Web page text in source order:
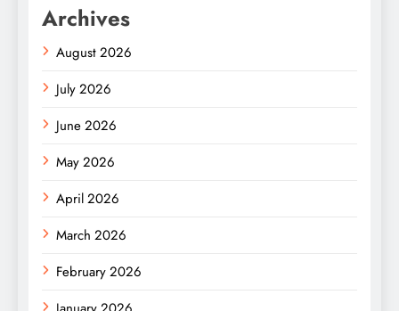
Archives
August 2026
July 2026
June 2026
May 2026
April 2026
March 2026
February 2026